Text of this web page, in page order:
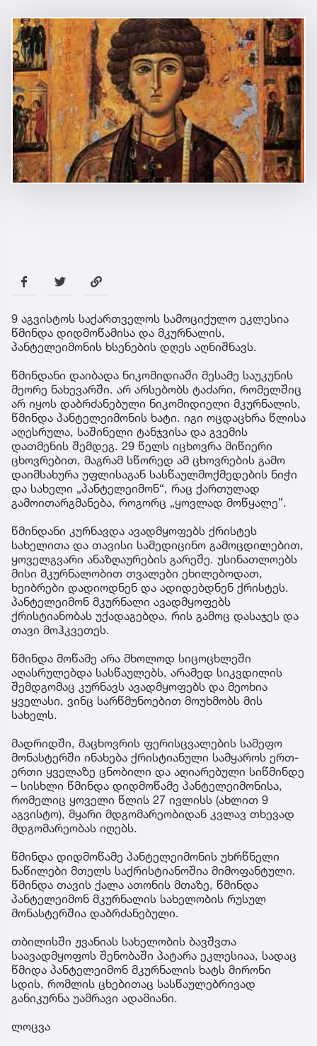
9 აგვისტოს საქართველოს სამოციქულო ეკლესია
წმინდა დიდმოწამისა და მკურნალის,
პანტელეიმონის ხსენების დღეს აღნიშნავს.
წმინდანი დაიბადა ნიკომიდიაში მესამე საუკუნის
მეორე ნახევარში. არ არსებობს ტაძარი, რომელშიც
არ იყოს დაბრძანებული ნიკომიდიელი მკურნალის,
წმინდა პანტელეიმონის ხატი. იგი ოცდაცხრა წლისა
აღესრულა, საშინელი ტანჯვისა და გვემის
დათმენის შემდეგ. 29 წელს იცხოვრა მიწიერი
ცხოვრებით, მაგრამ სწორედ ამ ცხოვრების გამო
დაიმსახურა უფლისაგან სასწაულმოქმედების ნიჭი
და სახელი „პანტელეიმონ“, რაც ქართულად
გამოითარგმანება, როგორც „ყოვლად მოწყალე”.
წმინდანი კურნავდა ავადმყოფებს ქრისტეს
სახელითა და თავისი სამედიცინო გამოცდილებით,
ყოველგვარი ანაზღაურების გარეშე. უსინათლოებს
მისი მკურნალობით თვალები ეხილებოდათ,
ხეიბრები დადიოდნენ და ადიდებდნენ ქრისტეს.
პანტელეიმონ მკურნალი ავადმყოფებს
ქრისტიანობას უქადაგებდა, რის გამოც დასაჯეს და
თავი მოჰკვეთეს.
წმინდა მოწამე არა მხოლოდ სიცოცხლეში
აღასრულებდა სასწაულებს, არამედ სიკვდილის
შემდგომაც კურნავს ავადმყოფებს და მეოხია
ყველასი, ვინც სარწმუნოებით მოუხმობს მის
სახელს.
მადრიდში, მაცხოვრის ფერისცვალების სამეფო
მონასტერში ინახება ქრისტიანული სამყაროს ერთ-
ერთი ყველაზე ცნობილი და აღიარებული სიწმინდე
– სისხლი წმინდა დიდმოწამე პანტელეიმონისა,
რომელიც ყოველი წლის 27 ივლისს (ახლით 9
აგვისტო), მყარი მდგომარეობიდან კვლავ თხევად
მდგომარეობას იღებს.
წმინდა დიდმოწამე პანტელეიმონის უხრწნელი
ნაწილები მთელს საქრისტიანოშია მიმოფანტული.
წმინდა თავის ქალა ათონის მთაზე, წმინდა
პანტელეიმონ მკურნალის სახელობის რუსულ
მონასტერშია დაბრძანებული.
თბილისში ჟვანიას სახელობის ბავშვთა
საავადმყოფოს შენობაში პატარა ეკლესიაა, სადაც
წმიდა პანტელეიმონ მკურნალის ხატს მირონი
სდის, რომლის ცხებითაც სასწაულებრივად
განიკურნა უამრავი ადამიანი.
ლოცვა